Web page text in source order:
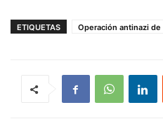
ETIQUETAS Operación antinazi de